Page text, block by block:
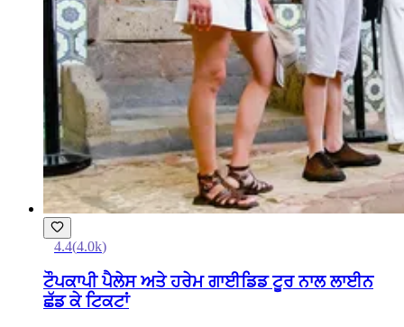
4.4(4.0k)
ਟੌਪਕਾਪੀ ਪੈਲੇਸ ਅਤੇ ਹਰੇਮ ਗਾਈਡਿਡ ਟੂਰ ਨਾਲ ਲਾਈਨ
ਛੱਡ ਕੇ ਟਿਕਟਾਂ